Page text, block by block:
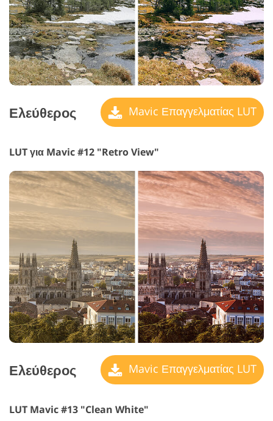
Ελεύθερος Mavic Επαγγελματίας LUT
LUT για Mavic #12 "Retro View"
Ελεύθερος Mavic Επαγγελματίας LUT
LUT Mavic #13 "Clean White"